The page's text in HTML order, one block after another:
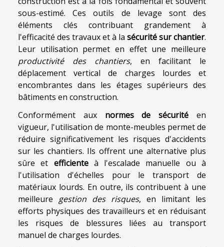
sous-estimé. Ces outils de levage sont des
éléments clés contribuant grandement à
l'efficacité des travaux et à la sécurité sur chantier.
Leur utilisation permet en effet une meilleure
productivité des chantiers, en facilitant le
déplacement vertical de charges lourdes et
encombrantes dans les étages supérieurs des
bâtiments en construction.
Conformément aux normes de sécurité en
vigueur, l'utilisation de monte-meubles permet de
réduire significativement les risques d'accidents
sur les chantiers. Ils offrent une alternative plus
sûre et efficienteà l'escalade manuelle ou à
l'utilisation d'échelles pour le transport de
matériaux lourds. En outre, ils contribuent à une
meilleure gestion des risques, en limitant les
efforts physiques des travailleurs et en réduisant
les risques de blessures liées au transport
manuel de charges lourdes.